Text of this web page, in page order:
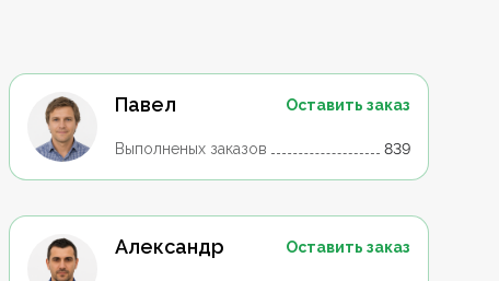
Павел Оставить заказ
Выполненых заказов 839
Александр Оставить заказ